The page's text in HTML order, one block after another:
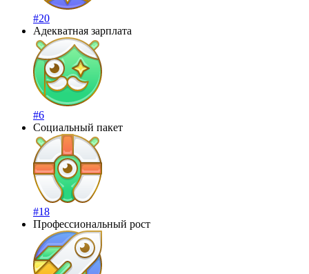
#20
Адекватная зарплата
#6
Социальный пакет
#18
Профессиональный рост